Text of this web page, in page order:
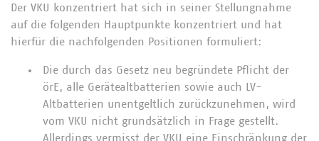
Der VKU konzentriert hat sich in seiner Stellungnahme
auf die folgenden Hauptpunkte konzentriert und hat
hierfür die nachfolgenden Positionen formuliert:
Die durch das Gesetz neu begründete Pflicht der
örE, alle Gerätealtbatterien sowie auch LV-
Altbatterien unentgeltlich zurückzunehmen, wird
vom VKU nicht grundsätzlich in Frage gestellt.
Allerdings vermisst der VKU eine Einschränkung der